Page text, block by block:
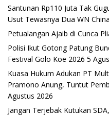
Santunan Rp110 Juta Tak
Usut Tewasnya Dua WN
Petualangan Ajaib di Cunca
Polisi Ikut Gotong Patung
Festival Golo Koe 2026 5
Kuasa Hukum Adukan PT
Pramono Anung, Tuntut
Agustus 2026
Jangan Terjebak Kutukan